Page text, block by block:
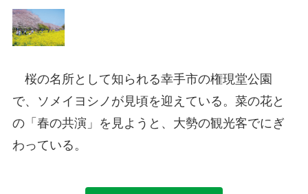
桜の名所として知られる幸手市の権現堂公園
で、ソメイヨシノが見頃を迎えている。菜の花と
の「春の共演」を見ようと、大勢の観光客でにぎ
わっている。